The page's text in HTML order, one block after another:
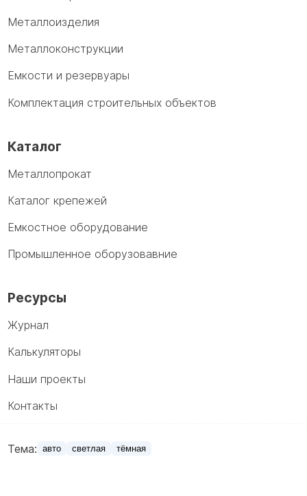
Металлоизделия
Металлоконструкции
Емкости и резервуары
Комплектация строительных объектов
Каталог
Металлопрокат
Каталог крепежей
Емкостное оборудование
Промышленное оборузовавние
Ресурсы
Журнал
Калькуляторы
Наши проекты
Контакты
Тема: авто светлая тёмная